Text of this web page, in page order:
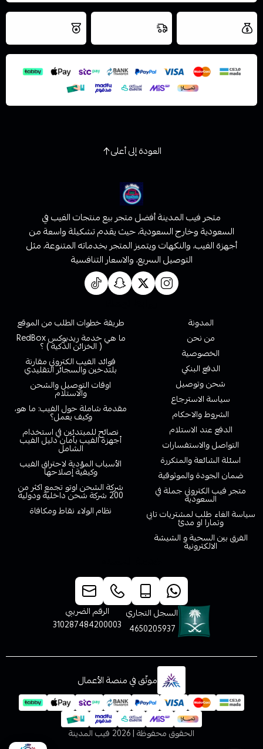
اسحب و افلت الملف هنا
استعراض
نتميز بلجودة
العودة إلى أعلى
متجر فيب المدينة أفضل متجر بيع منتجات الفيب في
السعودية وخارج السعودية، حيث يقدم تشكيلة واسعة من
أجهزة الفيب، والنكهات ويتميز المتجر بخدماته المتنوعة، مثل
التوصيل السريع، والاسعار التنافسية
المدونة
من نحن
الخصوصية
الدفع البنكي
شحن وتوصيل
سياسة الاسترجاع
الشروط والاحكام
الدفع عند الاستلام
التواصل والاستفسارات
اسئلة الشائعة والمتكررة
ضمان الجودة والموثوقية
متجر فيب الكتروني جملة في
السعودية
سياسة الغاء طلب لمشتريات تابي
وتمارا او مدئ
الفرق بين السحبة و الشيشة
الالكترونية
طريقة خطوات الطلب من الموقع
ما هي خدمة ريدبوكس RedBox
( الخزائن الذكية ) ؟
فوائد الفيب الكتروني مقارنة
بلتدخين والسجائر التقليدي
اوقات التوصيل والشحن
والاستلام
مقدمة شاملة حول الفيب: ما هو،
وكيف يعمل؟
نصائح للمبتدئين في استخدام
أجهزة الفيب بأمان دليل الفيب
الشامل
الأسباب المؤدية لاحتراق الفيب
وكيفية إصلاحها
شركة الشحن اوتو تجمع اكثر من
200 شركة شحن داخلية ودولية
نظام الولاء نقاط ومكافاة
السجل التجاري
4650205937
الرقم الضريبي
310287484200003
موثّق في منصة الأعمال
الحقوق محفوظة | 2026 فيب المدينة